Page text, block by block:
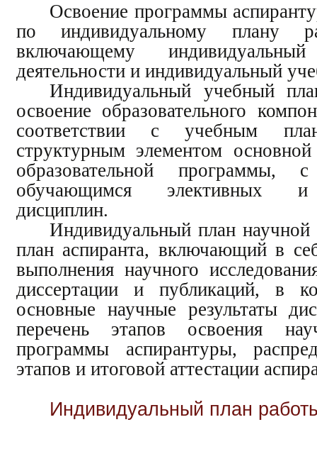
Освоение программы
по индивидуальному плану
включающему
деятельности и индивидуальный
Индивидуальный учебный
освоение образовательного
соответствии с учебным
структурным элементом
образовательной программы,
обучающимся элективных и
дисциплин.
Индивидуальный план научной
план аспиранта, включающий в
выполнения научного
диссертации и публикаций, в
основные научные результаты
перечень этапов освоения
программы аспирантуры,
этапов и итоговой аттестации
Индивидуальный план